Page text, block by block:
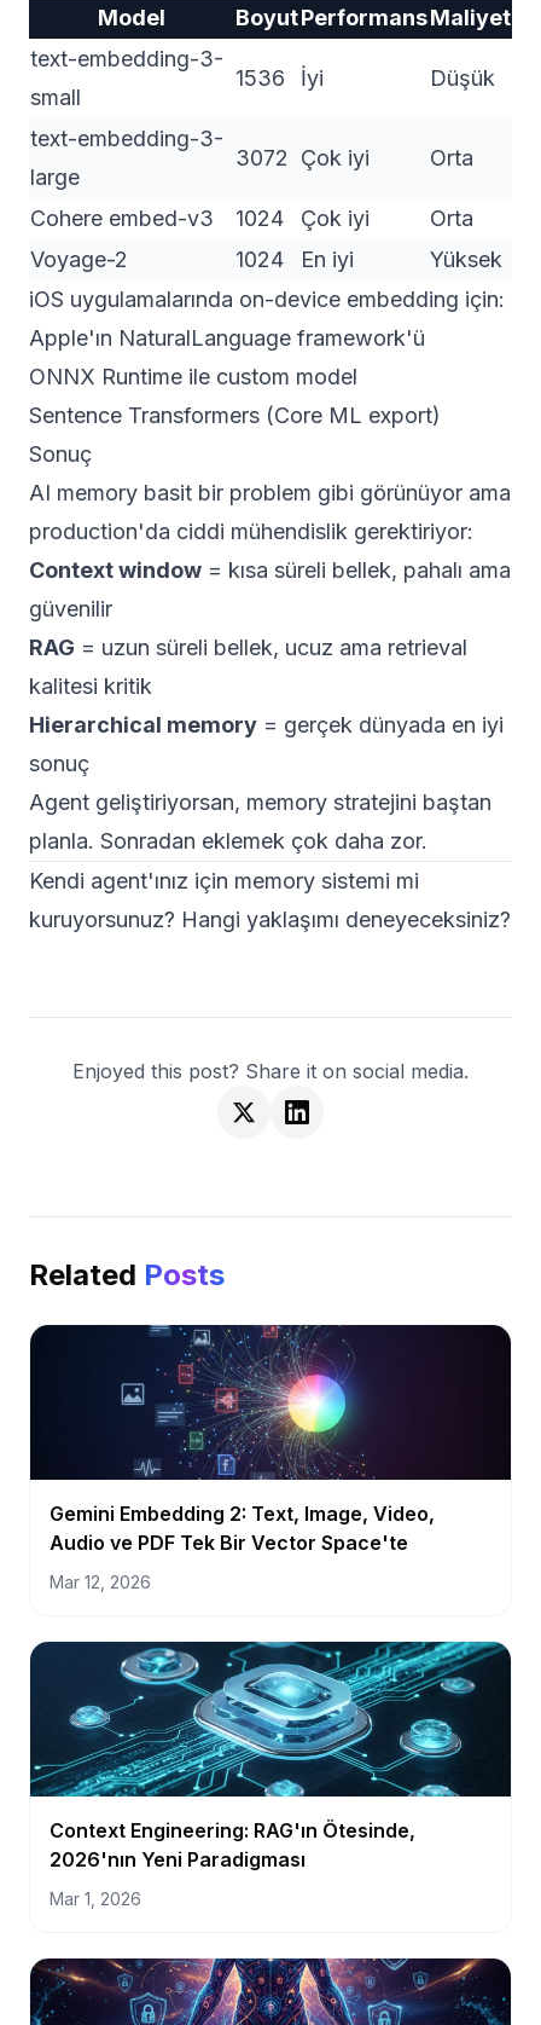
Model
BoyutPerformansMaliyet
text-embedding-3-
small
1536 İyi Düşük
text-embedding-3-
large
3072 Çok iyi Orta
Cohere embed-v3 1024 Çok iyi
Orta
Voyage-2
1024 En iyi
Yüksek
iOS uygulamalarında on-device embedding için:
Apple'ın NaturalLanguage framework'ü
ONNX Runtime ile custom model
Sentence Transformers (Core ML export)
Sonuç
AI memory basit bir problem gibi görünüyor ama
production'da ciddi mühendislik gerektiriyor:
Context window = kısa süreli bellek, pahalı ama
güvenilir
RAG = uzun süreli bellek, ucuz ama retrieval
kalitesi kritik
Hierarchical memory = gerçek dünyada en iyi
sonuç
Agent geliştiriyorsan, memory stratejini baştan
planla. Sonradan eklemek çok daha zor.
Kendi agent'ınız için memory sistemi mi
kuruyorsunuz? Hangi yaklaşımı deneyeceksiniz?
Enjoyed this post? Share it on social media.
Related Posts
Gemini Embedding 2: Text, Image, Video,
Audio ve PDF Tek Bir Vector Space'te
Mar 12, 2026
Context Engineering: RAG'ın Ötesinde,
2026'nın Yeni Paradigması
Mar 1, 2026